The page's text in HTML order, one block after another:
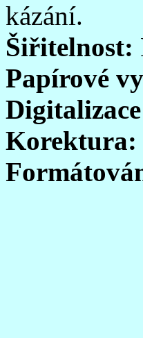
kázání.
Šiřitelnost:
Papírové
Korektura: